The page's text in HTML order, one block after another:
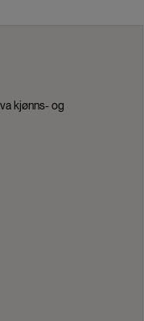
kjønns- og